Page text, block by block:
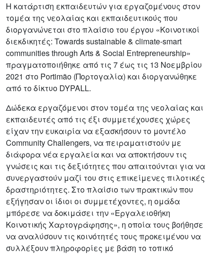
Η κατάρτιση εκπαιδευτών για εργαζομένους στον
τομέα της νεολαίας και εκπαιδευτικούς που
διοργανώνεται στο πλαίσιο του έργου «Κοινοτικοί
διεκδικητές: Towards sustainable & climate-smart
communities through Arts & Social Entrepreneurship»
πραγματοποιήθηκε από τις 7 έως τις 13 Νοεμβρίου
2021 στο Portimão (Πορτογαλία) και διοργανώθηκε
από το δίκτυο DYPALL.
Δώδεκα εργαζόμενοι στον τομέα της νεολαίας και
εκπαιδευτές από τις έξι συμμετέχουσες χώρες
είχαν την ευκαιρία να εξασκήσουν το μοντέλο
Community Challengers, να πειραματιστούν με
διάφορα νέα εργαλεία και να αποκτήσουν τις
γνώσεις και τις δεξιότητες που απαιτούνται για να
συνεργαστούν μαζί του στις επικείμενες πιλοτικές
δραστηριότητες. Στο πλαίσιο των πρακτικών που
εξήγησαν οι ίδιοι οι συμμετέχοντες, η ομάδα
μπόρεσε να δοκιμάσει την «Εργαλειοθήκη
Κοινοτικής Χαρτογράφησης», η οποία τους βοήθησε
να αναλύσουν τις κοινότητές τους προκειμένου να
συλλέξουν πληροφορίες με βάση το τοπικό